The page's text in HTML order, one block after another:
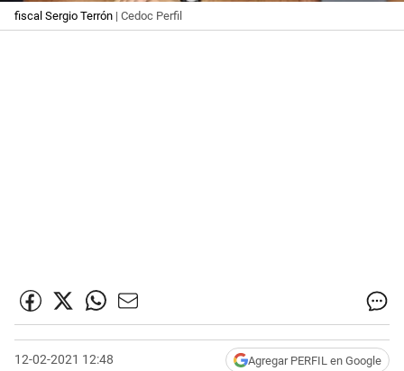
fiscal Sergio Terrón | Cedoc Perfil
12-02-2021 12:48 Agregar PERFIL en Google